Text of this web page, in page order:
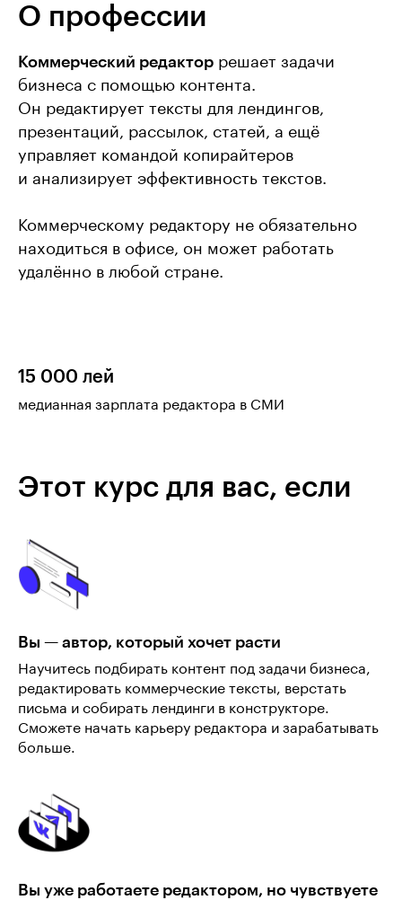
О профессии
Коммерческий редактор решает задачи
бизнеса с помощью контента.
Он редактирует тексты для лендингов,
презентаций, рассылок, статей, а ещё
управляет командой копирайтеров
и анализирует эффективность текстов.
Коммерческому редактору не обязательно
находиться в офисе, он может работать
удалённо в любой стране.
15 000 лей
медианная зарплата редактора в СМИ
Этот курс для вас, если
Вы — автор, который хочет расти
Научитесь подбирать контент под задачи бизнеса,
редактировать коммерческие тексты, верстать
письма и собирать лендинги в конструкторе.
Сможете начать карьеру редактора и зарабатывать
больше.
Вы уже работаете редактором, но чувствуете